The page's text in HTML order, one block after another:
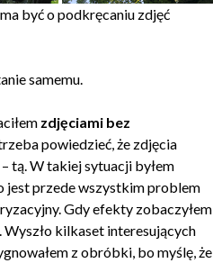
być o podkręcaniu zdjęć
samemu.
zdjęciami bez
powiedzieć, że zdjęcia
tą. W takiej sytuacji byłem
jest przede wszystkim problem
Gdy efekty zobaczyłem
Wyszło kilkaset interesujących
z obróbki, bo myślę, że